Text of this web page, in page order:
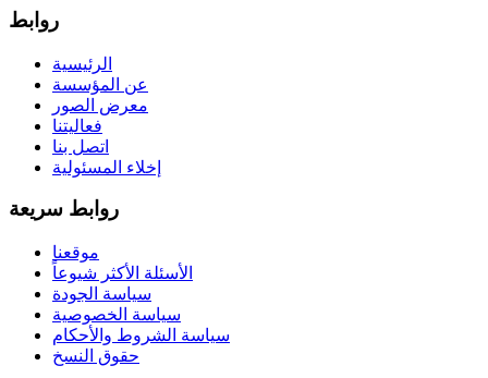
روابط
الرئيسية
عن المؤسسة
معرض الصور
فعاليتنا
اتصل بنا
إخلاء المسئولية
روابط سريعة
موقعنا
الأسئلة الأكثر شيوعاً
سياسة الجودة
سياسة الخصوصية
سياسة الشروط والأحكام
حقوق النسخ